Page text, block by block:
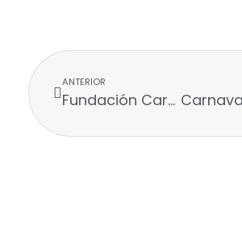
ANTERIOR
Fundación Carnaval y Fundación Promigas abren inscripciones para el Diplomado Carnaval en Uninorte